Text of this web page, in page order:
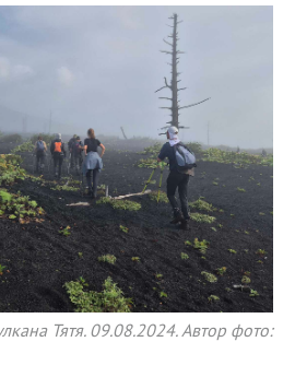
Тятя. 09.08.2024. Автор фото: